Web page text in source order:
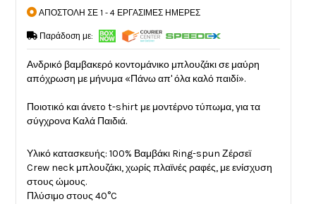
ΑΠΟΣΤΟΛΗ ΣΕ 1 - 4 ΕΡΓΑΣΙΜΕΣ ΗΜΕΡΕΣ
Παράδοση με:
Ανδρικό βαμβακερό κοντομάνικο μπλουζάκι σε μαύρη
απόχρωση με μήνυμα «Πάνω απ' όλα καλό παιδί».
Ποιοτικό και άνετo t-shirt με μοντέρνο τύπωμα, για τα
σύγχρονα Καλά Παιδιά.
Υλικό κατασκευής: 100% Βαμβάκι Ring-spun Ζέρσεϊ
Crew neck μπλουζάκι, χωρίς πλαϊνές ραφές, με ενίσχυση
στους ώμους.
Πλύσιμο στους 40°C